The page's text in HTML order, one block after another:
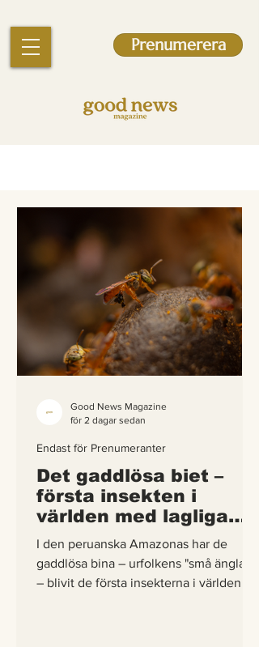
Prenumerera
Det gaddlösa biet –
första insekten i
världen med lagliga
rättigheter
I den peruanska Amazonas har de
gaddlösa bina – urfolkens "små änglar"
– blivit de första insekterna i världen att
Endast för Prenumeranter
Good News Magazine
för 2 dagar sedan